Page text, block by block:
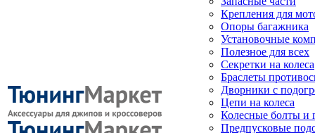
Крепления для
Опоры багажника
Установочные
Полезное для всех
Секретки на колеса
Браслеты
Дворники с
Цепи на колеса
Колесные болты и
Предпусковые